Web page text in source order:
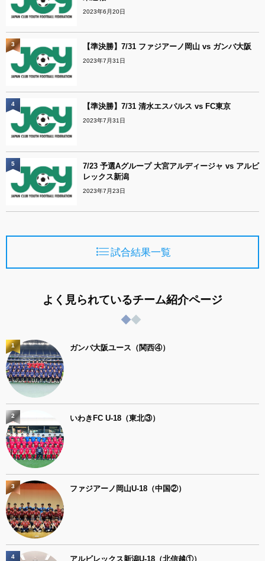
2023年6月20日
【準決勝】7/31 ファジアーノ岡山 vs ガンバ大阪
2023年7月31日
3
【準決勝】7/31 清水エスパルス vs FC東京
2023年7月31日
4
7/23 予選Aグループ 大宮アルディージャ vs アルビ
レックス新潟
2023年7月23日
5
試合結果一覧
よく見られているチーム紹介ページ
ガンバ大阪ユース（関西④）
1
いわきFC U-18（東北③）
2
ファジアーノ岡山U-18（中国②）
3
アルビレックス新潟U-18（北信越①）
4